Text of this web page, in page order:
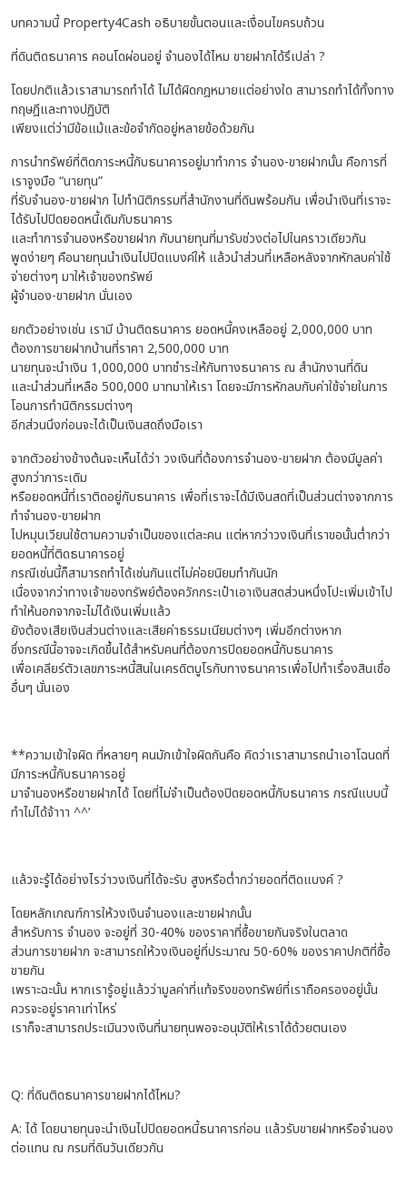
บทความนี้ Property4Cash อธิบายขั้นตอนและเงื่อนไขครบถ้วน
ที่ดินติดธนาคาร คอนโดผ่อนอยู่ จำนองได้ไหม ขายฝากได้รึเปล่า ?
โดยปกติแล้วเราสามารถทำได้ ไม่ได้ผิดกฎหมายแต่อย่างใด สามารถทำได้ทั้งทาง
ทฤษฎีและทางปฏิบัติ
เพียงแต่ว่ามีข้อแม้และข้อจำกัดอยู่หลายข้อด้วยกัน
การนำทรัพย์ที่ติดภาระหนี้กับธนาคารอยู่มาทำการ จำนอง-ขายฝากนั้น คือการที่
เราจูงมือ “นายทุน”
ที่รับจำนอง-ขายฝาก ไปทำนิติกรรมที่สำนักงานที่ดินพร้อมกัน เพื่อนำเงินที่เราจะ
ได้รับไปปิดยอดหนี้เดิมกับธนาคาร
และทำการจำนองหรือขายฝาก กับนายทุนที่มารับช่วงต่อไปในคราวเดียวกัน
พูดง่ายๆ คือนายทุนนำเงินไปปิดแบงค์ให้ แล้วนำส่วนที่เหลือหลังจากหักลบค่าใช้
จ่ายต่างๆ มาให้เจ้าของทรัพย์
ผู้จำนอง-ขายฝาก นั่นเอง
ยกตัวอย่างเช่น เรามี บ้านติดธนาคาร ยอดหนี้คงเหลืออยู่ 2,000,000 บาท
ต้องการขายฝากบ้านที่ราคา 2,500,000 บาท
นายทุนจะนำเงิน 1,000,000 บาทชำระให้กับทางธนาคาร ณ สำนักงานที่ดิน
และนำส่วนที่เหลือ 500,000 บาทมาให้เรา โดยจะมีการหักลบกับค่าใช้จ่ายในการ
โอนการทำนิติกรรมต่างๆ
อีกส่วนนึงก่อนจะได้เป็นเงินสดถึงมือเรา
จากตัวอย่างข้างต้นจะเห็นได้ว่า วงเงินที่ต้องการจำนอง-ขายฝาก ต้องมีมูลค่า
สูงกว่าภาระเดิม
หรือยอดหนี้ที่เราติดอยู่กับธนาคาร เพื่อที่เราจะได้มีเงินสดที่เป็นส่วนต่างจากการ
ทำจำนอง-ขายฝาก
ไปหมุนเวียนใช้ตามความจำเป็นของแต่ละคน แต่หากว่าวงเงินที่เราขอนั้นต่ำกว่า
ยอดหนี้ที่ติดธนาคารอยู่
กรณีเช่นนี้ก็สามารถทำได้เช่นกันแต่ไม่ค่อยนิยมทำกันนัก
เนื่องจากว่าทางเจ้าของทรัพย์ต้องควักกระเป๋าเอาเงินสดส่วนหนึ่งโปะเพิ่มเข้าไป
ทำให้นอกจากจะไม่ได้เงินเพิ่มแล้ว
ยังต้องเสียเงินส่วนต่างและเสียค่าธรรมเนียมต่างๆ เพิ่มอีกต่างหาก
ซึ่งกรณีนี้อาจจะเกิดขึ้นได้สำหรับคนที่ต้องการปิดยอดหนี้กับธนาคาร
เพื่อเคลียร์ตัวเลขภาระหนี้สินในเครดิตบูโรกับทางธนาคารเพื่อไปทำเรื่องสินเชื่อ
อื่นๆ นั่นเอง
**ความเข้าใจผิด ที่หลายๆ คนมักเข้าใจผิดกันคือ คิดว่าเราสามารถนำเอาโฉนดที่
มีภาระหนี้กับธนาคารอยู่
มาจำนองหรือขายฝากได้ โดยที่ไม่จำเป็นต้องปิดยอดหนี้กับธนาคาร กรณีแบบนี้
ทำไม่ได้จ้าาา ^^’
แล้วจะรู้ได้อย่างไรว่าวงเงินที่ได้จะรับ สูงหรือต่ำกว่ายอดที่ติดแบงค์ ?
โดยหลักเกณฑ์การให้วงเงินจำนองและขายฝากนั้น
สำหรับการ จำนอง จะอยู่ที่ 30-40% ของราคาที่ซื้อขายกันจริงในตลาด
ส่วนการขายฝาก จะสามารถให้วงเงินอยู่ที่ประมาณ 50-60% ของราคาปกติที่ซื้อ
ขายกัน
เพราะฉะนั้น หากเรารู้อยู่แล้วว่ามูลค่าที่แท้จริงของทรัพย์ที่เราถือครองอยู่นั้น
ควรจะอยู่ราคาเท่าไหร่
เราก็จะสามารถประเมินวงเงินที่นายทุนพอจะอนุมัติให้เราได้ด้วยตนเอง
Q: ที่ดินติดธนาคารขายฝากได้ไหม?
A: ได้ โดยนายทุนจะนำเงินไปปิดยอดหนี้ธนาคารก่อน แล้วรับขายฝากหรือจำนอง
ต่อแทน ณ กรมที่ดินวันเดียวกัน